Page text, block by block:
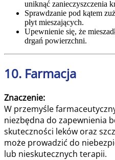
uniknąć zanieczyszczenia
Sprawdzanie pod kątem
płyt mieszających.
Upewnienie się, że
drgań powierzchni.
10. Farmacja
Znaczenie:
W przemyśle
niezbędna do zapewnienia
skuteczności leków oraz
może prowadzić do
lub nieskutecznych terapii.